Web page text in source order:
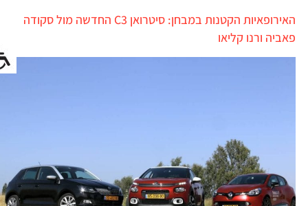
האירופאיות הקטנות במבחן: סיטרואן C3 החדשה מול סקודה
פאביה ורנו קליאו